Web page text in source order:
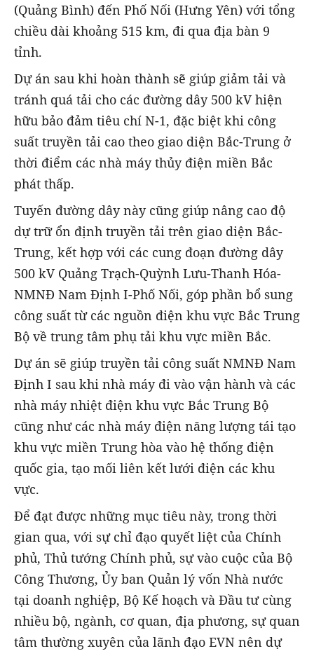
(Quảng Bình) đến Phố Nối (Hưng Yên) với tổng
chiều dài khoảng 515 km, đi qua địa bàn 9
tỉnh.
Dự án sau khi hoàn thành sẽ giúp giảm tải và
tránh quá tải cho các đường dây 500 kV hiện
hữu bảo đảm tiêu chí N-1, đặc biệt khi công
suất truyền tải cao theo giao diện Bắc-Trung ở
thời điểm các nhà máy thủy điện miền Bắc
phát thấp.
Tuyến đường dây này cũng giúp nâng cao độ
dự trữ ổn định truyền tải trên giao diện Bắc-
Trung, kết hợp với các cung đoạn đường dây
500 kV Quảng Trạch-Quỳnh Lưu-Thanh Hóa-
NMNĐ Nam Định I-Phố Nối, góp phần bổ sung
công suất từ các nguồn điện khu vực Bắc Trung
Bộ về trung tâm phụ tải khu vực miền Bắc.
Dự án sẽ giúp truyền tải công suất NMNĐ Nam
Định I sau khi nhà máy đi vào vận hành và các
nhà máy nhiệt điện khu vực Bắc Trung Bộ
cũng như các nhà máy điện năng lượng tái tạo
khu vực miền Trung hòa vào hệ thống điện
quốc gia, tạo mối liên kết lưới điện các khu
vực.
Để đạt được những mục tiêu này, trong thời
gian qua, với sự chỉ đạo quyết liệt của Chính
phủ, Thủ tướng Chính phủ, sự vào cuộc của Bộ
Công Thương, Ủy ban Quản lý vốn Nhà nước
tại doanh nghiệp, Bộ Kế hoạch và Đầu tư cùng
nhiều bộ, ngành, cơ quan, địa phương, sự quan
tâm thường xuyên của lãnh đạo EVN nên dự